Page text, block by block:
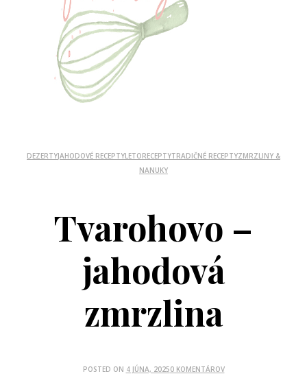
DEZERTYJAHODOVÉ RECEPTYLETORECEPTYTRADIČNÉ RECEPTYZMRZLINY &
NANUKY
Tvarohovo –
jahodová
zmrzlina
POSTED ON 4 JÚNA, 20250 KOMENTÁROV